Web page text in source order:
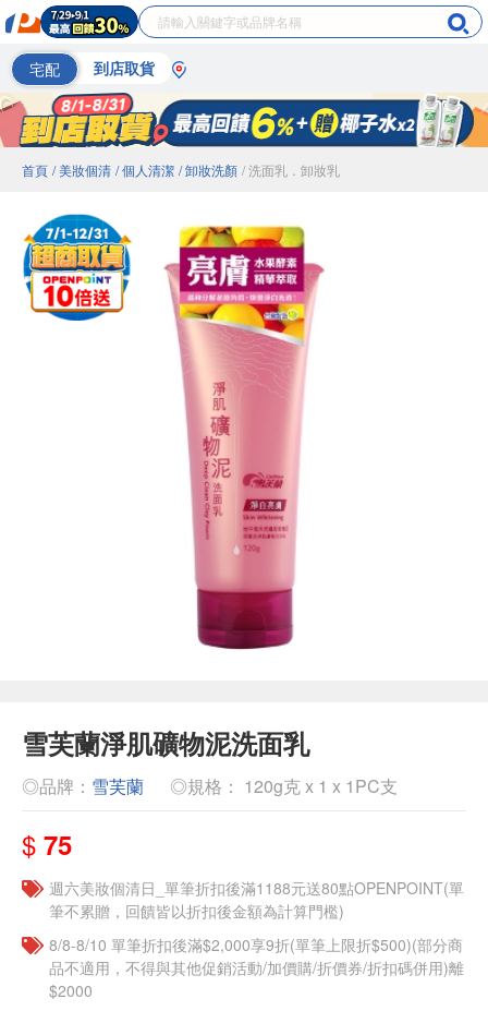
宅配 到店取貨
首頁 / 美妝個清 / 個人清潔 / 卸妝洗顏 / 洗面乳．卸妝乳
雪芙蘭淨肌礦物泥洗面乳
◎品牌： 雪芙蘭 ◎規格： 120g克 x 1 x 1PC支
$ 75
週六美妝個清日_單筆折扣後滿1188元送80點OPENPOINT(單
筆不累贈，回饋皆以折扣後金額為計算門檻)
8/8-8/10 單筆折扣後滿$2,000享9折(單筆上限折$500)(部分商
品不適用，不得與其他促銷活動/加價購/折價券/折扣碼併用)離
$2000